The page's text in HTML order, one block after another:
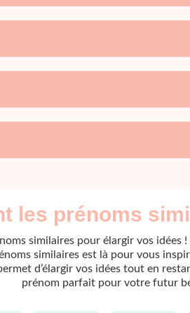
les prénoms
similaires pour élargir vos idées
similaires est là pour vous
d’élargir vos idées tout en
prénom parfait pour votre futur